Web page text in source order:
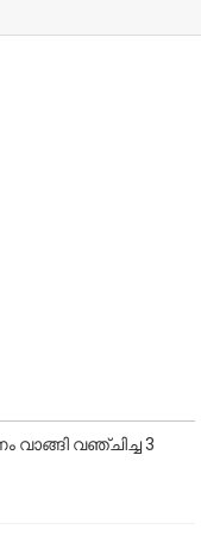
വാങ്ങി വഞ്ചിച്ച 3